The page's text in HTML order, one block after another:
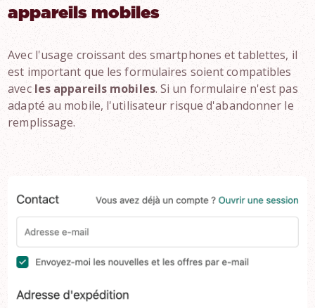
appareils mobiles
Avec l'usage croissant des smartphones et tablettes, il
est important que les formulaires soient compatibles
avec les appareils mobiles. Si un formulaire n'est pas
adapté au mobile, l'utilisateur risque d'abandonner le
remplissage.